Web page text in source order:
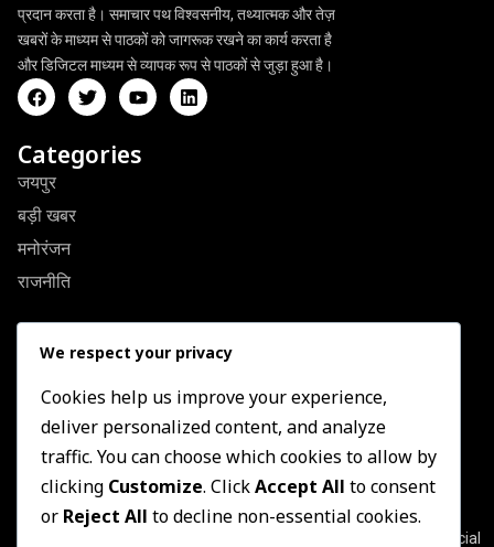
प्रदान करता है। समाचार पथ विश्वसनीय, तथ्यात्मक और तेज़
खबरों के माध्यम से पाठकों को जागरूक रखने का कार्य करता है
और डिजिटल माध्यम से व्यापक रूप से पाठकों से जुड़ा हुआ है।
Categories
जयपुर
बड़ी खबर
मनोरंजन
राजनीति
Quick Link
About Us
Contact US
Privacy Policy
Terms & Conditions
Newsletter
Join our subscribers list to get the latest news, updates and special
We respect your privacy
Cookies help us improve your experience,
deliver personalized content, and analyze
traffic. You can choose which cookies to allow by
clicking Customize. ClickAccept All to consent
or Reject All to decline non-essential cookies.